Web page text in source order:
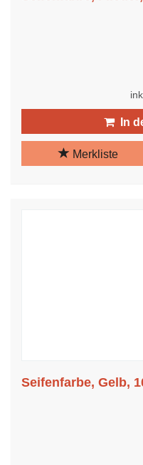
In
Merkliste
Seifenfarbe, Gelb,